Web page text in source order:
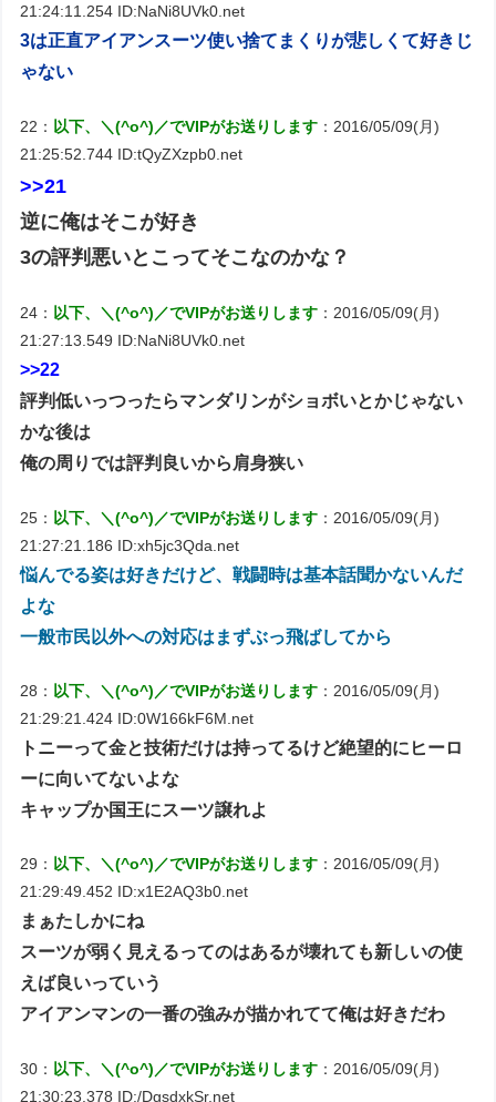
21:24:11.254 ID:NaNi8UVk0.net
3は正直アイアンスーツ使い捨てまくりが悲しくて好きじ
ゃない
22： 以下、＼(^o^)／でVIPがお送りします ：2016/05/09(月)
21:25:52.744 ID:tQyZXzpb0.net
>>21
逆に俺はそこが好き
3の評判悪いとこってそこなのかな？
24： 以下、＼(^o^)／でVIPがお送りします ：2016/05/09(月)
21:27:13.549 ID:NaNi8UVk0.net
>>22
評判低いっつったらマンダリンがショボいとかじゃない
かな後は
俺の周りでは評判良いから肩身狭い
25： 以下、＼(^o^)／でVIPがお送りします ：2016/05/09(月)
21:27:21.186 ID:xh5jc3Qda.net
悩んでる姿は好きだけど、戦闘時は基本話聞かないんだ
よな
一般市民以外への対応はまずぶっ飛ばしてから
28： 以下、＼(^o^)／でVIPがお送りします ：2016/05/09(月)
21:29:21.424 ID:0W166kF6M.net
トニーって金と技術だけは持ってるけど絶望的にヒーロ
ーに向いてないよな
キャップか国王にスーツ譲れよ
29： 以下、＼(^o^)／でVIPがお送りします ：2016/05/09(月)
21:29:49.452 ID:x1E2AQ3b0.net
まぁたしかにね
スーツが弱く見えるってのはあるが壊れても新しいの使
えば良いっていう
アイアンマンの一番の強みが描かれてて俺は好きだわ
30： 以下、＼(^o^)／でVIPがお送りします ：2016/05/09(月)
21:30:23.378 ID:/DgsdxkSr.net